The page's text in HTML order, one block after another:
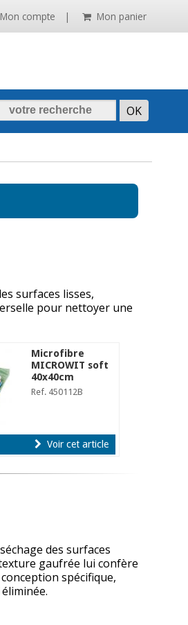
Mon compte | Mon panier
surfaces lisses,
pour nettoyer une
Microfibre
MICROWIT soft
40x40cm
Ref. 450112B
Voir cet article
des surfaces
gaufrée lui confère
spécifique,